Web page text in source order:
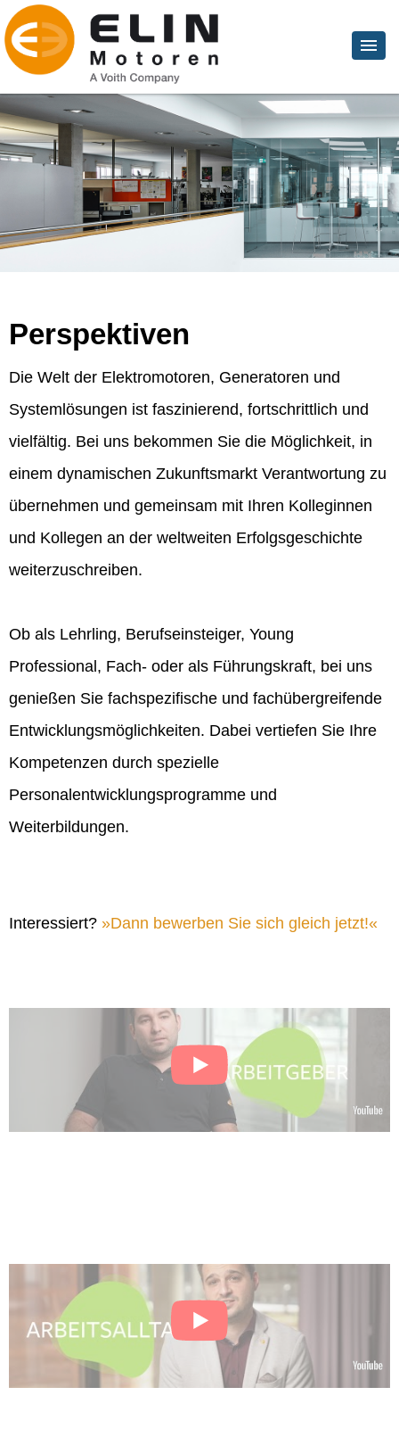
Perspektiven
Die Welt der Elektromotoren, Generatoren und
Systemlösungen ist faszinierend, fortschrittlich und
vielfältig. Bei uns bekommen Sie die Möglichkeit, in
einem dynamischen Zukunftsmarkt Verantwortung zu
übernehmen und gemeinsam mit Ihren Kolleginnen
und Kollegen an der weltweiten Erfolgsgeschichte
weiterzuschreiben.
Ob als Lehrling, Berufseinsteiger, Young
Professional, Fach- oder als Führungskraft, bei uns
genießen Sie fachspezifische und fachübergreifende
Entwicklungsmöglichkeiten. Dabei vertiefen Sie Ihre
Kompetenzen durch spezielle
Personalentwicklungsprogramme und
Weiterbildungen.
Interessiert? Dann bewerben Sie sich gleich jetzt!